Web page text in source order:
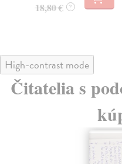
18,80 € ?
High-contrast mode
Čitatelia s